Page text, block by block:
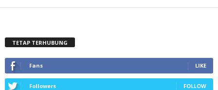
TETAP TERHUBUNG
Fans LIKE
Followers FOLLOW